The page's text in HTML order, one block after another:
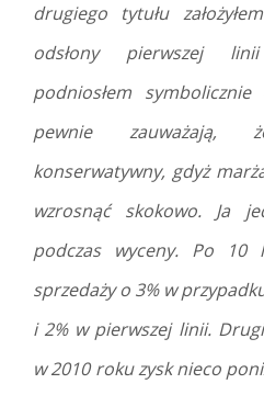
drugiego tytułu
odsłony pierwszej
podniosłem
pewnie zauważają,
konserwatywny, gdyż
wzrosnąć skokowo. Ja
podczas wyceny. Po 10
sprzedaży o 3% w
i 2% w pierwszej linii.
w 2010 roku zysk nieco